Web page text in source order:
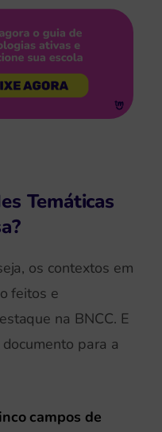
Temáticas
os contextos em
feitos e
na BNCC. E
para a
campos de